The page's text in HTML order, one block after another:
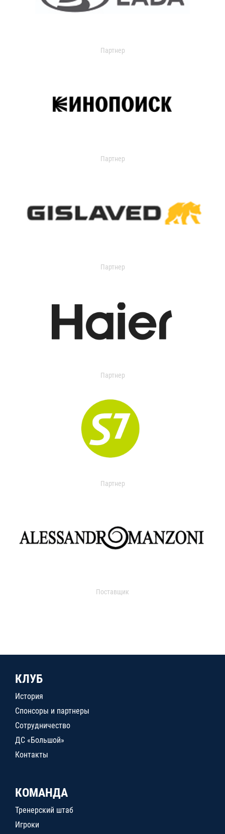
Партнер
Партнер
Партнер
Партнер
Партнер
Поставщик
КЛУБ
История
Спонсоры и партнеры
Сотрудничество
ДС «Большой»
Контакты
КОМАНДА
Тренерский штаб
Игроки